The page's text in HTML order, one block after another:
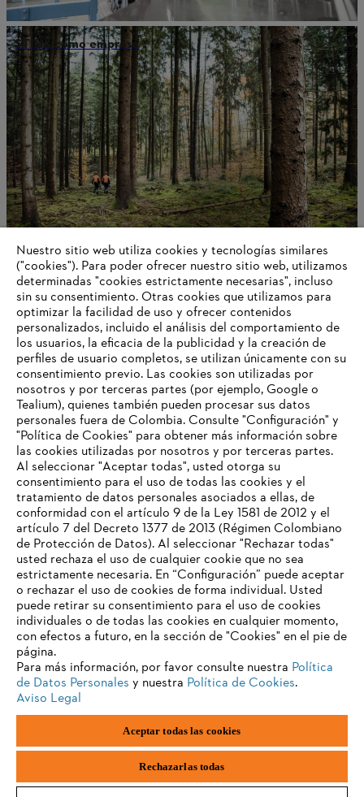
STIHL como empresa
Información para proveedores
Información para proveedores
Productos
Contacto
Carrera profesional
Sistema de denuncia de irregularidades
Política de privacidad
Información sobre cookies
ANDREAS STIHL AG & Co. KG ©2023
Nuestro sitio web utiliza cookies y tecnologías similares
("cookies"). Para poder ofrecer nuestro sitio web, utilizamos
determinadas "cookies estrictamente necesarias", incluso
sin su consentimiento. Otras cookies que utilizamos para
optimizar la facilidad de uso y ofrecer contenidos
personalizados, incluido el análisis del comportamiento de
los usuarios, la eficacia de la publicidad y la creación de
perfiles de usuario completos, se utilizan únicamente con su
consentimiento previo. Las cookies son utilizadas por
nosotros y por terceras partes (por ejemplo, Google o
Tealium), quienes también pueden procesar sus datos
personales fuera de Colombia. Consulte "Configuración" y
"Política de Cookies" para obtener más información sobre
las cookies utilizadas por nosotros y por terceras partes.
Al seleccionar "Aceptar todas", usted otorga su
consentimiento para el uso de todas las cookies y el
tratamiento de datos personales asociados a ellas, de
conformidad con el artículo 9 de la Ley 1581 de 2012 y el
artículo 7 del Decreto 1377 de 2013 (Régimen Colombiano
de Protección de Datos). Al seleccionar "Rechazar todas"
usted rechaza el uso de cualquier cookie que no sea
estrictamente necesaria. En “Configuración” puede aceptar
o rechazar el uso de cookies de forma individual. Usted
puede retirar su consentimiento para el uso de cookies
individuales o de todas las cookies en cualquier momento,
con efectos a futuro, en la sección de "Cookies" en el pie de
página.
Para más información, por favor consulte nuestra Política
de Datos Personales y nuestra Política de Cookies.
Aviso Legal
Aceptar todas las cookies
Rechazarlas todas